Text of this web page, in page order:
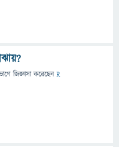
জিজ্ঞাসাকরেছেনR